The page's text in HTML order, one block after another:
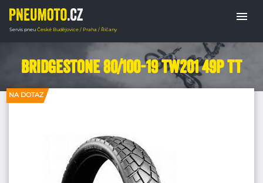
Servis pneu České Budějovice / Praha / Říčany
menu
Domů PNEUMATIKY MOTORKY Enduro
Bridgestone 80/100-19 TW201 49P TT
NA DOTAZ